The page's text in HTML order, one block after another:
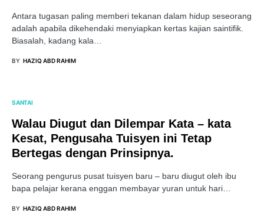
Antara tugasan paling memberi tekanan dalam hidup seseorang
adalah apabila dikehendaki menyiapkan kertas kajian saintifik.
Biasalah, kadang kala…
BY HAZIQ ABD RAHIM
SANTAI
Walau Diugut dan Dilempar Kata – kata
Kesat, Pengusaha Tuisyen ini Tetap
Bertegas dengan Prinsipnya.
Seorang pengurus pusat tuisyen baru – baru diugut oleh ibu
bapa pelajar kerana enggan membayar yuran untuk hari…
BY HAZIQ ABD RAHIM